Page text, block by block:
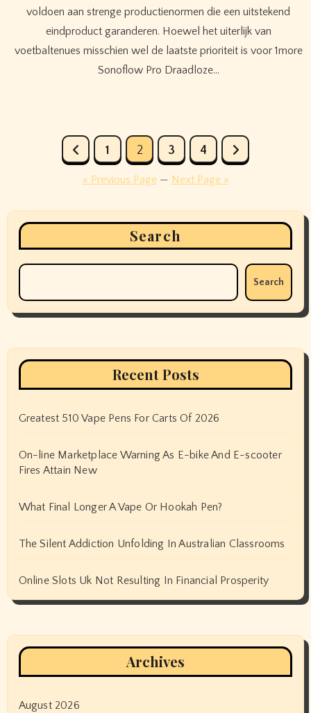
voldoen aan strenge productienormen die een uitstekend
eindproduct garanderen. Hoewel het uiterlijk van
voetbaltenues misschien wel de laatste prioriteit is voor 1more
Sonoflow Pro Draadloze…
pagination
1 2 3 4
« Previous Page— Next Page »
Search
Search
Recent Posts
Greatest 510 Vape Pens For Carts Of 2026
On-line Marketplace Warning As E-bike And E-scooter
Fires Attain New
What Final Longer A Vape Or Hookah Pen?
The Silent Addiction Unfolding In Australian Classrooms
Online Slots Uk Not Resulting In Financial Prosperity
Archives
August 2026